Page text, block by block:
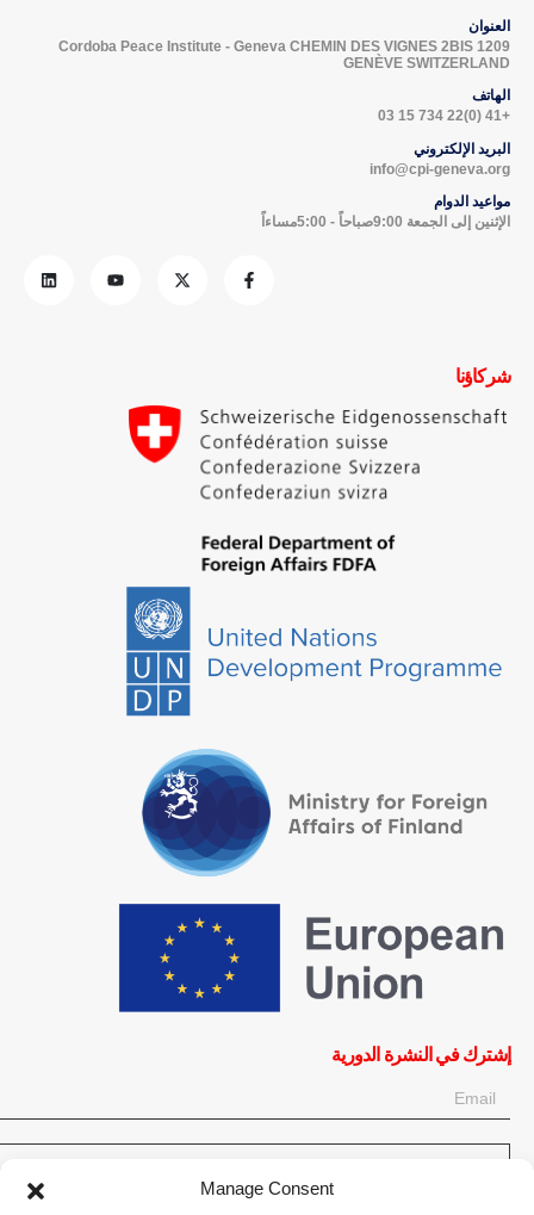
Manage Consent
العنوان
Cordoba Peace Institute - Geneva CHEMIN DES VIGNES 2BIS 1209
GENÈVE SWITZERLAND
الهاتف
+41 (0)22 734 15 03
البريد الإلكتروني
info@cpi-geneva.org
مواعيد الدوام
الإثنين إلى الجمعة 9:00صباحاً - 5:00مساءاً
شركاؤنا
إشترك في النشرة الدورية